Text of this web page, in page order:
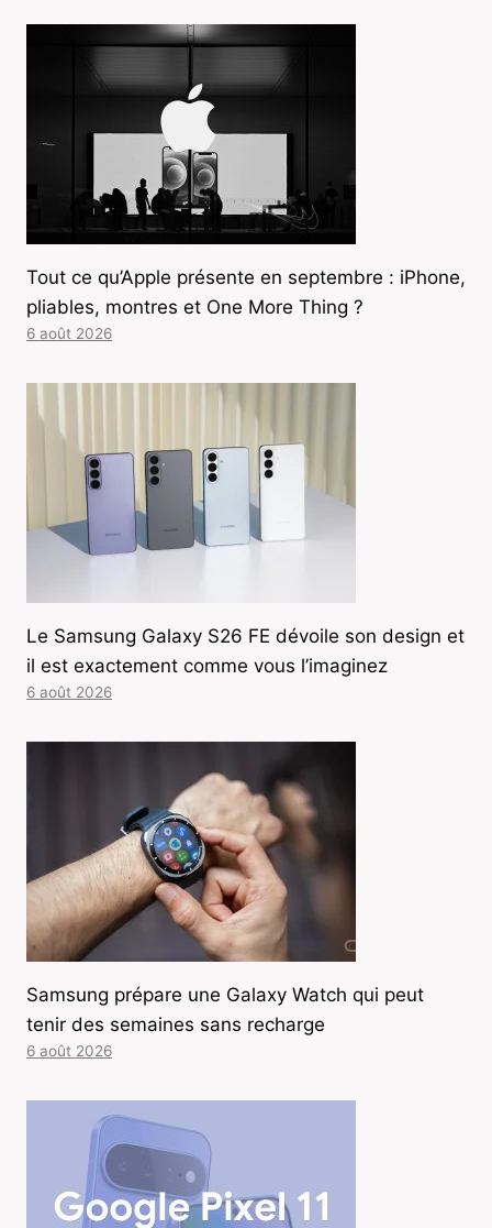
Tout ce qu’Apple présente en septembre : iPhone,
pliables, montres et One More Thing ?
6 août 2026
Le Samsung Galaxy S26 FE dévoile son design et
il est exactement comme vous l’imaginez
6 août 2026
Samsung prépare une Galaxy Watch qui peut
tenir des semaines sans recharge
6 août 2026